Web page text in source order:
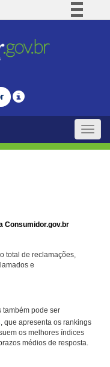
Comunica BR
Legislação
Toggle
Consumidor.gov.br
total de reclamações,
e
também pode ser
, que apresenta os rankings
os melhores índices
médios de resposta.